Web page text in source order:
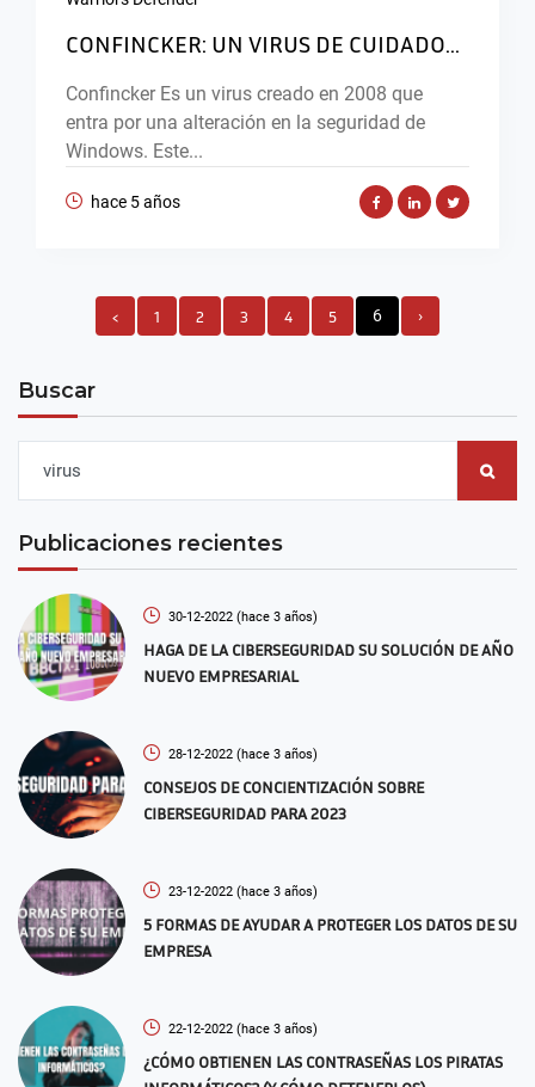
CONFINCKER: UN VIRUS DE CUIDADO...
Confincker Es un virus creado en 2008 que
entra por una alteración en la seguridad de
Windows. Este...
hace 5 años
‹ 1 2 3 4 5 6 ›
Buscar
Publicaciones recientes
30-12-2022 (hace 3 años)
HAGA DE LA CIBERSEGURIDAD SU SOLUCIÓN DE AÑO
NUEVO EMPRESARIAL
28-12-2022 (hace 3 años)
CONSEJOS DE CONCIENTIZACIÓN SOBRE
CIBERSEGURIDAD PARA 2023
23-12-2022 (hace 3 años)
5 FORMAS DE AYUDAR A PROTEGER LOS DATOS DE SU
EMPRESA
22-12-2022 (hace 3 años)
¿CÓMO OBTIENEN LAS CONTRASEÑAS LOS PIRATAS